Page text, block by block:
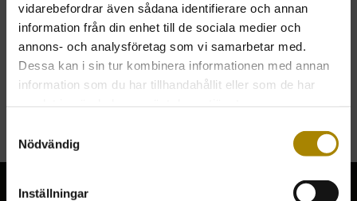
vidarebefordrar även sådana identifierare och annan
information från din enhet till de sociala medier och
annons- och analysföretag som vi samarbetar med.
Dessa kan i sin tur kombinera informationen med annan
information som du har tillhandahållit eller som de har
Nödvändig
Inställningar
1-pack 349kr
ink. moms
KÖP
TILLBAKA
LÄGSTA BELOPP FÖR ATT HANDLA 500 KR
ALLTID FRI FRAKT.